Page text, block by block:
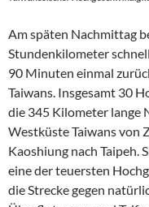
Am späten Nachmittag
Stundenkilometer
90 Minuten einmal
Taiwans. Insgesamt 30
die 345 Kilometer lange
Westküste Taiwans von
Kaoshiung nach Taipeh.
eine der teuersten
die Strecke gegen